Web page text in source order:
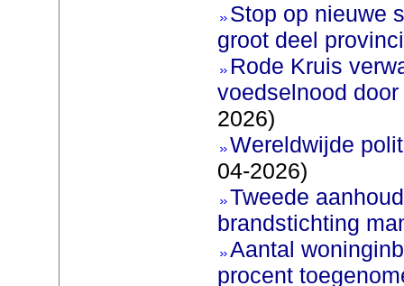
Stop op nieuwe
groot deel
Rode Kruis
voedselnood
2026)
Wereldwijde
04-2026)
Tweede
brandstichting
Aantal
procent